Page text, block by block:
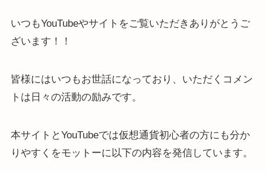
いつもYouTubeやサイトをご覧いただきありがとうご
ざいます！！
皆様にはいつもお世話になっており、いただくコメン
トは日々の活動の励みです。
本サイトとYouTubeでは仮想通貨初心者の方にも分か
りやすくをモットーに以下の内容を発信しています。